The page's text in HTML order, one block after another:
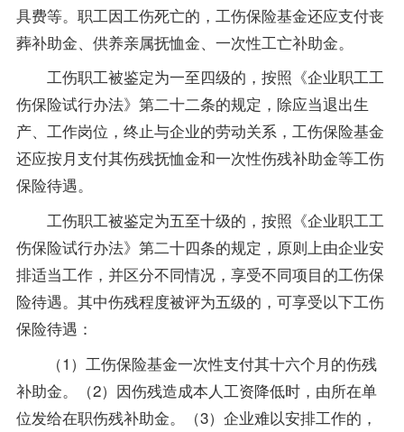
具费等。职工因工伤死亡的，工伤保险基金还应支付丧
葬补助金、供养亲属抚恤金、一次性工亡补助金。
工伤职工被鉴定为一至四级的，按照《企业职工工
伤保险试行办法》第二十二条的规定，除应当退出生
产、工作岗位，终止与企业的劳动关系，工伤保险基金
还应按月支付其伤残抚恤金和一次性伤残补助金等工伤
保险待遇。
工伤职工被鉴定为五至十级的，按照《企业职工工
伤保险试行办法》第二十四条的规定，原则上由企业安
排适当工作，并区分不同情况，享受不同项目的工伤保
险待遇。其中伤残程度被评为五级的，可享受以下工伤
保险待遇：
（1）工伤保险基金一次性支付其十六个月的伤残
补助金。（2）因伤残造成本人工资降低时，由所在单
位发给在职伤残补助金。（3）企业难以安排工作的，